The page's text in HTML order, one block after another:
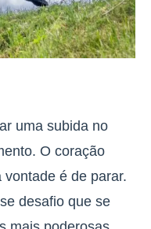
uma subida no
O coração
é de parar.
desafio que se